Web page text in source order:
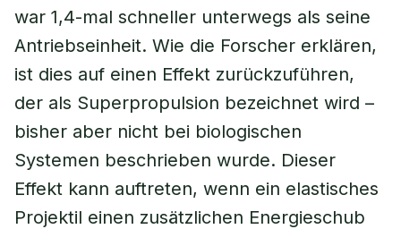
war 1,4-mal schneller unterwegs als seine
Antriebseinheit. Wie die Forscher erklären,
ist dies auf einen Effekt zurückzuführen,
der als Superpropulsion bezeichnet wird –
bisher aber nicht bei biologischen
Systemen beschrieben wurde. Dieser
Effekt kann auftreten, wenn ein elastisches
Projektil einen zusätzlichen Energieschub